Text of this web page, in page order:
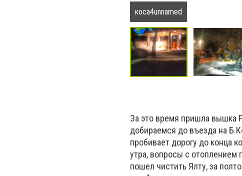
коса4unnamed
За это время пришла вышка
добираемся до въезда на
пробивает дорогу до конца
утра, вопросы с отоплением
пошел чистить Ялту, за